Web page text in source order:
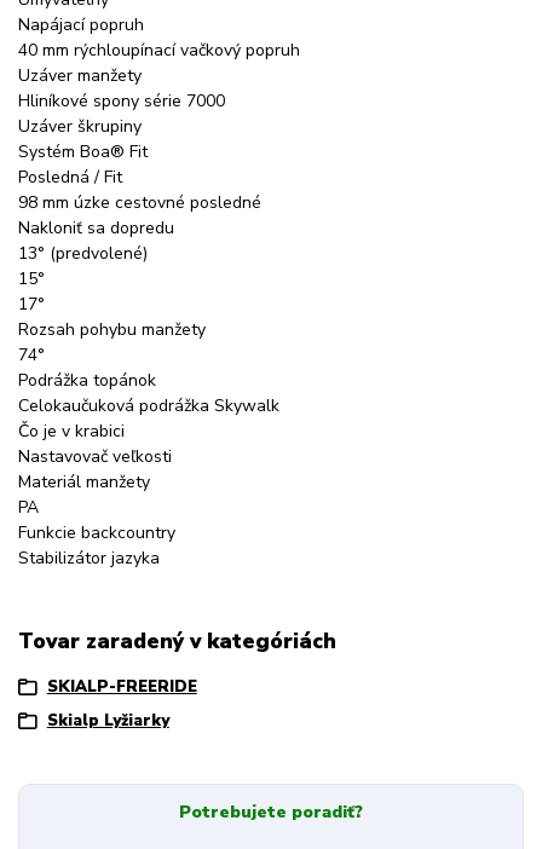
Napájací popruh
40 mm rýchloupínací vačkový popruh
Uzáver manžety
Hliníkové spony série 7000
Uzáver škrupiny
Systém Boa® Fit
Posledná / Fit
98 mm úzke cestovné posledné
Nakloniť sa dopredu
13° (predvolené)
15°
17°
Rozsah pohybu manžety
74°
Podrážka topánok
Celokaučuková podrážka Skywalk
Čo je v krabici
Nastavovač veľkosti
Materiál manžety
PA
Funkcie backcountry
Stabilizátor jazyka
Tovar zaradený v kategóriách
SKIALP-FREERIDE
Skialp Lyžiarky
Potrebujete poradiť?